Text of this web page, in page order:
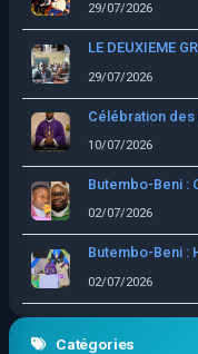
29/07/2026
LE DEUXIEME
29/07/2026
Célébration des
10/07/2026
Butembo-Beni :
02/07/2026
Butembo-Beni :
02/07/2026
Catégories